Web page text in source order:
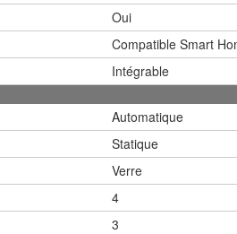
Oui
Compatible Smart
Intégrable
Automatique
Statique
Verre
4
3